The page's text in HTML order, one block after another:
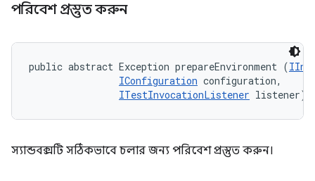
পরিবেশ প্রস্তুত করুন
public abstract Exception prepareEnvironment (
IConfiguration configuration,
ITestInvocationListener listener)
স্যান্ডবক্সটি সঠিকভাবে চলার জন্য পরিবেশ প্রস্তুত করুন।